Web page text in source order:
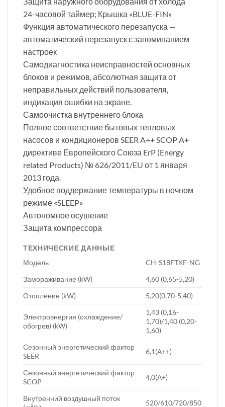
24-часовой таймер; Крышка «BLUE-FIN»
Функция автоматического перезапуска —
автоматический перезапуск с запоминанием
настроек
Самодиагностика неисправностей основных
блоков и режимов, абсолютная защита от
неправильных действий пользователя,
индикация ошибки на экране.
Самоочистка внутреннего блока
Полное соответствие бытовых тепловых
насосов и кондиционеров SEER A++ SCOP A+
директиве Европейского Союза ErP (Energy
related Products) № 626/2011/EU от 1 января
2013 года.
Удобное поддержание температуры в ночном
режиме «SLEEP»
Автономное осушение
Защита компрессора
ТЕХНИЧЕСКИЕ ДАННЫЕ
Модель
CH-S18FTXF-NG
Замораживание (kW)
4,60 (0,65-5,20)
Отопление (kW)
5,20(0,70-5,40)
Электроэнергия (охлаждение/
обогрев) (kW)
1,43 (0,16-
1,70)/1,40 (0,20-
1,60)
Сезонный энергетический фактор
SEER
6,1(А++)
Сезонный энергетический фактор
SCOP
4,0(А+)
Внутренний воздушный поток
520/610/720/850